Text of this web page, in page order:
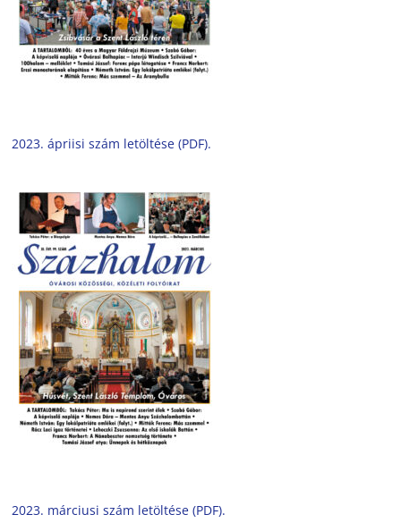
2023. ápriisi szám letöltése (PDF).
2023. márciusi szám letöltése (PDF).